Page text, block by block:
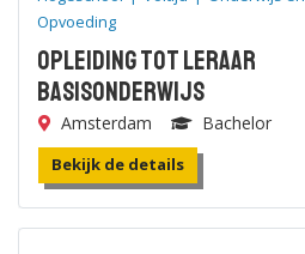
Opvoeding
Opleiding tot leraar
Basisonderwijs
Amsterdam Bachelor
Bekijk de details